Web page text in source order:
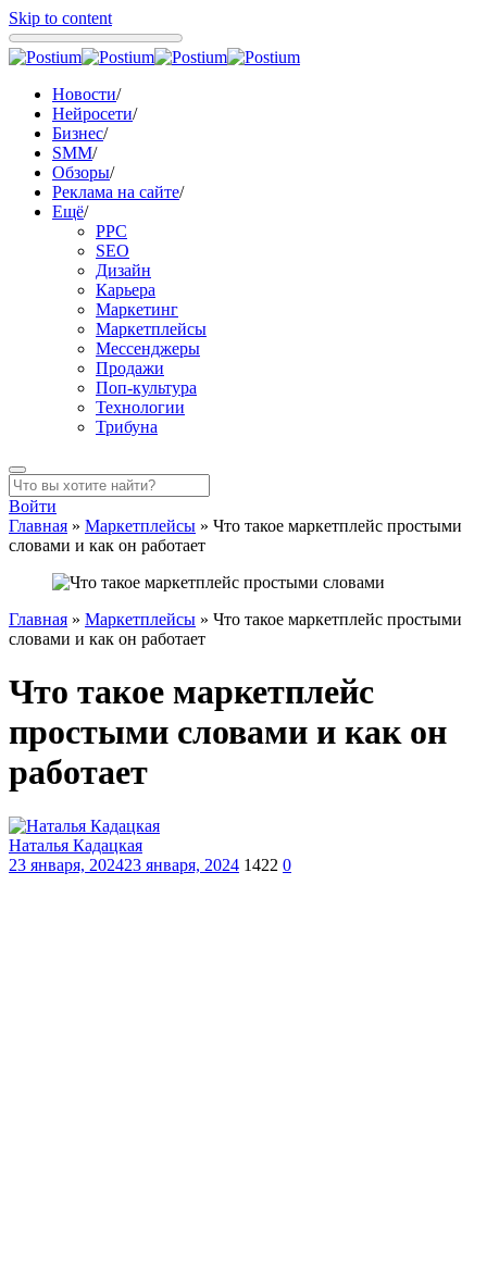
Skip to content
Новости/
Нейросети/
Бизнес/
SMM/
Обзоры/
Реклама на сайте/
Ещё/
PPC
SEO
Дизайн
Карьера
Маркетинг
Маркетплейсы
Мессенджеры
Продажи
Поп-культура
Технологии
Трибуна
Войти
Главная » Маркетплейсы » Что такое маркетплейс простыми
словами и как он работает
Главная » Маркетплейсы » Что такое маркетплейс простыми
словами и как он работает
Что такое маркетплейс
простыми словами и как он
работает
Наталья Кадацкая
23 января, 202423 января, 2024 1422 0